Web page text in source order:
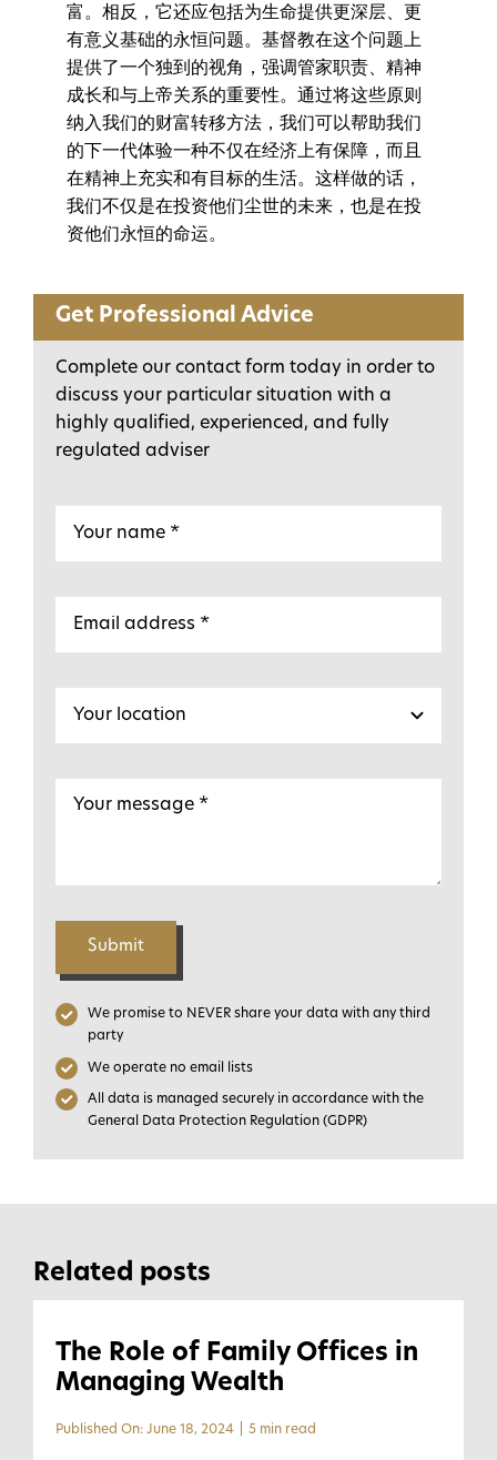
Get Professional Advice
Complete our contact form today in order to
discuss your particular situation with a
highly qualified, experienced, and fully
regulated adviser
Submit
We promise to NEVER share your data with any third
party
We operate no email lists
All data is managed securely in accordance with the
General Data Protection Regulation (GDPR)
富。相反，它还应包括为生命提供更深层、更
有意义基础的永恒问题。基督教在这个问题上
提供了一个独到的视角，强调管家职责、精神
成长和与上帝关系的重要性。通过将这些原则
纳入我们的财富转移方法，我们可以帮助我们
的下一代体验一种不仅在经济上有保障，而且
在精神上充实和有目标的生活。这样做的话，
我们不仅是在投资他们尘世的未来，也是在投
资他们永恒的命运。
Related posts
The Role of Family Offices in
Managing Wealth
Published On: June 18, 2024 5 min read